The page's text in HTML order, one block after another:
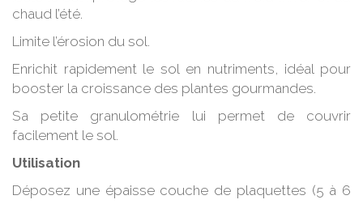
chaud l’été.
Limite l’érosion du sol.
Enrichit rapidement le sol en nutriments, idéal pour
booster la croissance des plantes gourmandes.
Sa petite granulométrie lui permet de couvrir
facilement le sol.
Utilisation
Déposez une épaisse couche de plaquettes (5 à 6